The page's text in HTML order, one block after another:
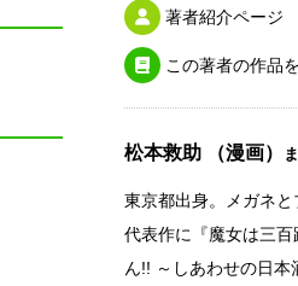
著者紹介ページ
この著者の作品
松本救助 （漫画）
東京都出身。メガネと
代表作に『魔女は三
ん!! ～しあわせの日